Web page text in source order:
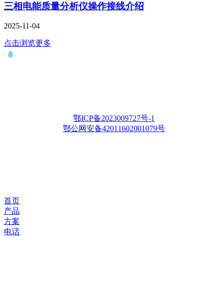
三相电能质量分析仪操作接线介绍
2025-11-04
点击浏览更多
鄂ICP备2023009727号-1
鄂公网安备42011602001079号
首页
产品
方案
电话